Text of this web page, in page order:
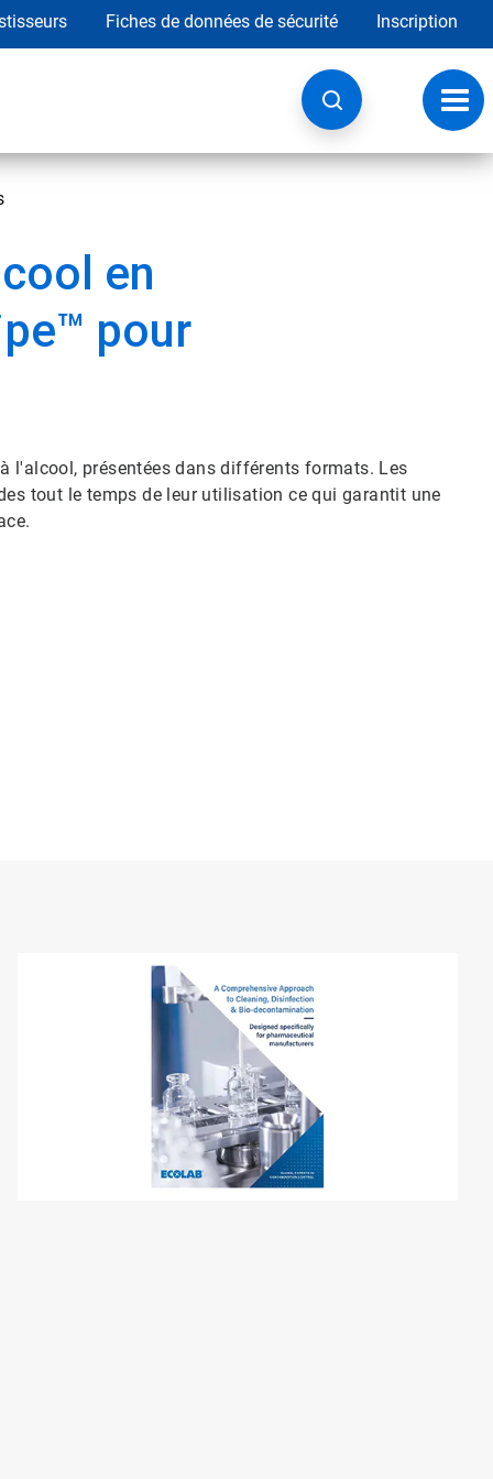
Fiches de données de sécurité Inscription
la
en
pour
l'alcool, présentées dans différents formats. Les
tout le temps de leur utilisation ce qui garantit une